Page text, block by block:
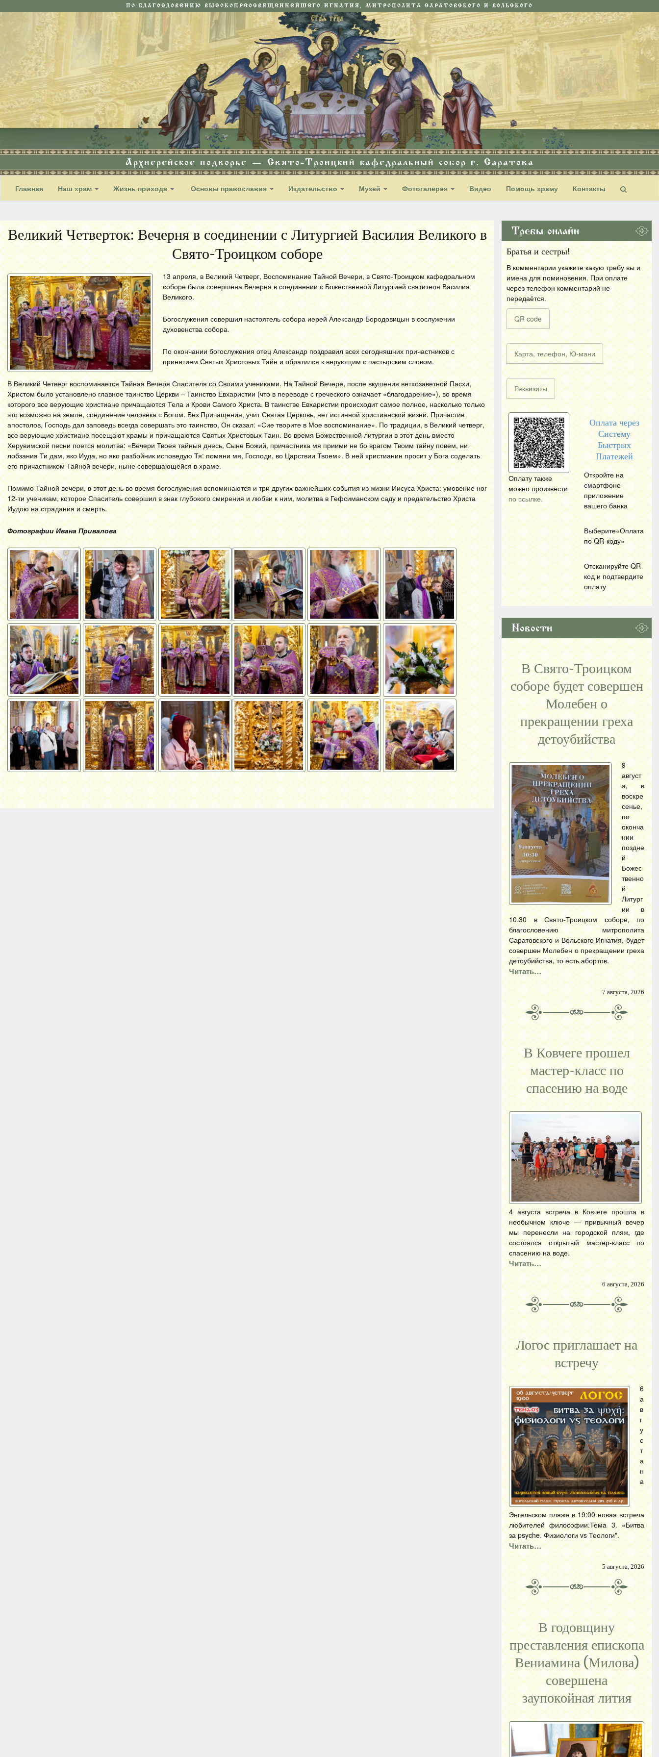
ПО БЛАГОСЛОВЕНИЮ ВЫСОКОПРЕОСВЯЩЕННЕЙШЕГО ИГНАТИЯ, МИТРОПОЛИТА САРАТОВСКОГО И ВОЛЬСКОГО
Архиерейское подворье — Свято-Троицкий кафедральный собор г. Саратова
Главная Наш храм Жизнь прихода Основы православия Издательство Музей Фотогалерея Видео Помощь храму Контакты
Великий Четверток: Вечерня в соединении с Литургией Василия Великого в
Свято-Троицком соборе
13 апреля, в Великий Четверг, Воспоминание Тайной Вечери, в Свято-Троицком кафедральном
соборе была совершена Вечерня в соединении с Божественной Литургией святителя Василия
Великого.
Богослужения совершил настоятель собора иерей Александр Бородовицын в сослужении
духовенства собора.
По окончании богослужения отец Александр поздравил всех сегодняшних причастниковс
принятием Святых Христовых Тайни обратился к верующим с пастырским словом.
В Великий Четверг воспоминается Тайная Вечеря Спасителя со Своими учениками. На Тайной Вечере, после вкушения ветхозаветной Пасхи,
Христом было установлено главное таинство Церкви – Таинство Евхаристии (что в переводе с греческого означает «благодарение»), во время
которого все верующие христиане причащаются Тела и Крови Самого Христа. В таинстве Евхаристии происходит самое полное, насколько только
это возможно на земле, соединение человека с Богом. Без Причащения, учит Святая Церковь, нет истинной христианской жизни. Причастив
апостолов, Господь дал заповедь всегда совершать это таинство, Он сказал: «Сие творите в Мое воспоминание». По традиции, в Великий четверг,
все верующие христиане посещают храмы и причащаются Святых Христовых Таин. Во время Божественной литургии в этот день вместо
Херувимской песни поется молитва: «Вечери Твоея тайныя днесь, Сыне Божий, причастника мя приими не бо врагом Твоим тайну повем, ни
лобзания Ти дам, яко Иуда, но яко разбойник исповедую Тя: помяни мя, Господи, во Царствии Твоем». В ней христианин просит у Бога соделать
его причастником Тайной вечери, ныне совершающейся в храме.
Помимо Тайной вечери, в этот день во время богослужения вспоминаются и три других важнейших события из жизни Иисуса Христа: умовение ног
12-ти ученикам, которое Спаситель совершил в знак глубокого смирения и любви к ним, молитва в Гефсиманском саду и предательство Христа
Иудою на страдания и смерть.
Фотографии Ивана Привалова
Требы онлайн
Братья и сестры!
В комментарии укажите какую требу вы и
имена для поминовения. При оплате
через телефон комментарий не
передаётся.
QR code
Карта, телефон, Ю-мани
Реквизиты
Оплату также
можно произвести
по ссылке.
Оплата через
Систему
Быстрых
Платежей
Откройте на
смартфоне
приложение
вашего банка
Выберите«Оплата
по QR-коду»
Отсканируйте QR
код и подтвердите
оплату
Новости
В Свято-Троицком
соборе будет совершен
Молебен о
прекращении греха
детоубийства
9
август
а, в
воскре
сенье,
по
оконча
нии
поздне
й
Божес
твенно
й
Литург
ии в
10.30 в Свято-Троицком соборе, по
благословению митрополита
Саратовского и Вольского Игнатия, будет
совершен Молебен о прекращении греха
детоубийства, то есть абортов.
Читать…
7 августа, 2026
В Ковчеге прошел
мастер-класс по
спасению на воде
4 августа встреча в Ковчеге прошла в
необычном ключе — привычный вечер
мы перенесли на городской пляж, где
состоялся открытый мастер-класс по
спасению на воде.
Читать…
6 августа, 2026
Логос приглашает на
встречу
6
а
в
г
у
с
т
а
н
а
Энгельском пляже в 19:00 новая встреча
любителей философии:Тема 3. «Битва
за psyche. Физиологи vs Теологи".
Читать…
5 августа, 2026
В годовщину
преставления епископа
Вениамина (Милова)
совершена
заупокойная лития